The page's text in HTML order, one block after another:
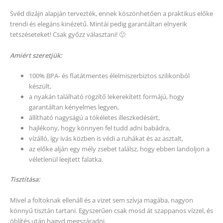
Svéd dizájn alapján tervezték, ennek köszönhetően a praktikus előke
trendi és elegáns kinézetű. Mintái pedig garantáltan elnyerik
tetszéseteket! Csak győzz választani! 🙂
Amiért szeretjük:
100% BPA- és flatátmentes élelmiszerbiztos szilikonból
készült,
a nyakán található rögzítő lekerekített formájú, hogy
garantáltan kényelmes legyen,
állítható nagyságú a tökéletes illeszkedésért,
hajlékony, hogy könnyen fel tudd adni babádra,
vízálló, így ivás közben is védi a ruhákat és az asztalt,
az előke alján egy mély zsebet találsz, hogy ebben landoljon a
véletlenül leejtett falatka.
Tisztítása:
Mivel a foltoknak ellenáll és a vizet sem szívja magába, nagyon
könnyű tisztán tartani. Egyszerűen csak mosd át szappanos vízzel, és
öblítés után hagyd megszáradni.